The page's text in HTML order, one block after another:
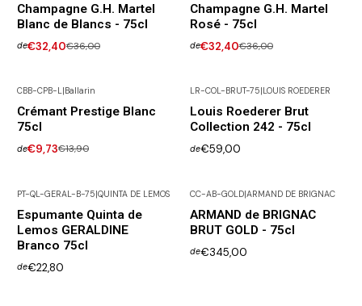
Champagne G.H. Martel
Blanc de Blancs - 75cl
de€32,40€36,00
Champagne G.H. Martel
Rosé - 75cl
de€32,40€36,00
CBB-CPB-L Ballarin
Crémant Prestige Blanc
75cl
de€9,73€13,90
LR-COL-BRUT-75 LOUIS ROEDERER
Louis Roederer Brut
Collection 242 - 75cl
de€59,00
PT-QL-GERAL-B-75|QUINTA DE LEMOS
Espumante Quinta de
Lemos GERALDINE
Branco 75cl
de€22,80
CC-AB-GOLD|ARMAND DE BRIGNAC
ARMAND de BRIGNAC
BRUT GOLD - 75cl
de€345,00